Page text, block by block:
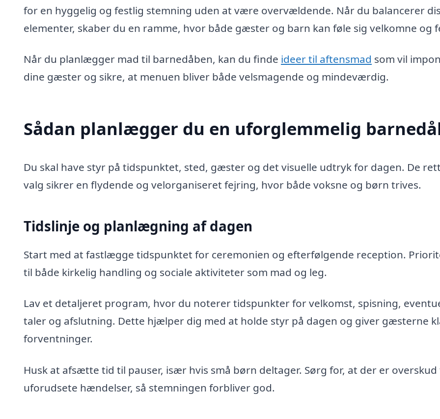
for en hyggelig og festlig stemning uden at være overvældende. Når du balancerer
elementer, skaber du en ramme, hvor både gæster og barn kan føle sig velkomne og
Når du planlægger mad til barnedåben, kan du finde ideer til aftensmad som vil
dine gæster og sikre, at menuen bliver både velsmagende og mindeværdig.
Sådan planlægger du en uforglemmelig
Du skal have styr på tidspunktet, sted, gæster og det visuelle udtryk for dagen. De
valg sikrer en flydende og velorganiseret fejring, hvor både voksne og børn trives.
Tidslinje og planlægning af dagen
Start med at fastlægge tidspunktet for ceremonien og efterfølgende reception.
til både kirkelig handling og sociale aktiviteter som mad og leg.
Lav et detaljeret program, hvor du noterer tidspunkter for velkomst, spisning,
taler og afslutning. Dette hjælper dig med at holde styr på dagen og giver gæsterne
forventninger.
Husk at afsætte tid til pauser, især hvis små børn deltager. Sørg for, at der er overskud
uforudsete hændelser, så stemningen forbliver god.